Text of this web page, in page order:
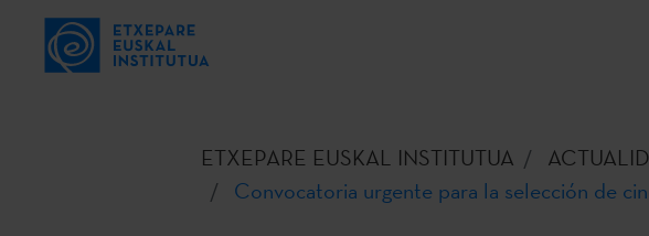
ETXEPARE EUSKAL INSTITUTUA
Convocatoria urgente para la selección de